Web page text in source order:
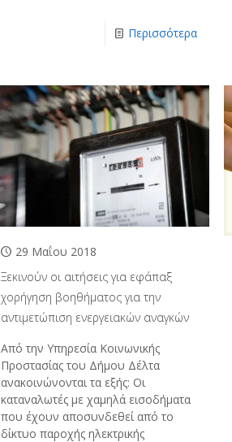
Περισσότερα
29 Μαΐου 2018
Ξεκινούν οι αιτήσεις για εφάπαξ
χορήγηση βοηθήματος για την
αντιμετώπιση ενεργειακών αναγκών
Από την Υπηρεσία Κοινωνικής
Προστασίας του Δήμου Δέλτα
ανακοινώνονται τα εξής: Οι
καταναλωτές με χαμηλά εισοδήματα
που έχουν αποσυνδεθεί από το
δίκτυο παροχής ηλεκτρικής